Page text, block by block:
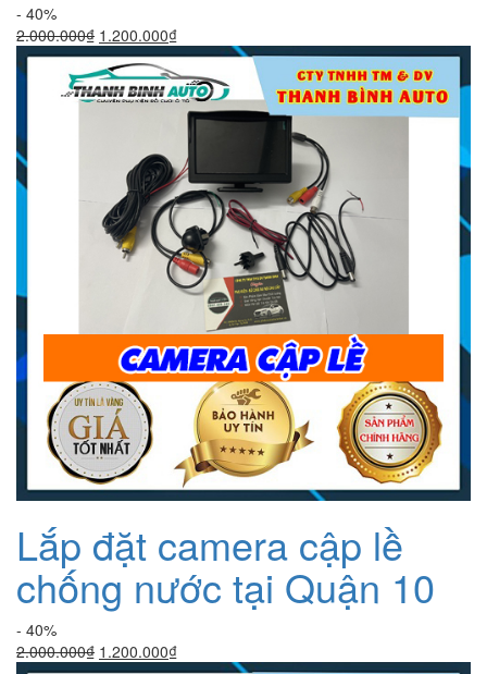
- 40%
2.000.000₫ Giá
gốc
là:
2.000.000₫.
1.200.000₫Giá
hiện
tại
là:
1.200.000₫.
Lắp đặt camera cập lề
chống nước tại Quận 10
- 40%
2.000.000₫ Giá
1.200.000₫Giá